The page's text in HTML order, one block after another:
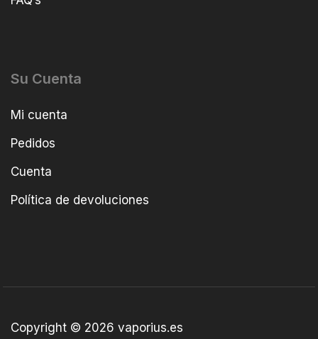
Su Cuenta
Mi cuenta
Pedidos
Cuenta
Política de devoluciones
Copyright © 2026 vaporius.es